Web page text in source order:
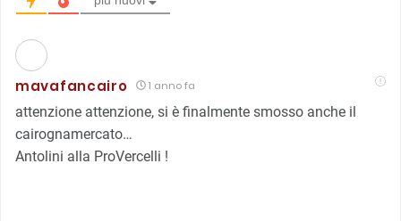
mavafancairo 1 anno fa
attenzione attenzione, si è finalmente smosso anche il
cairognamercato…
Antolini alla ProVercelli !